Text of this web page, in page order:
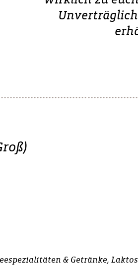
& Getränke,